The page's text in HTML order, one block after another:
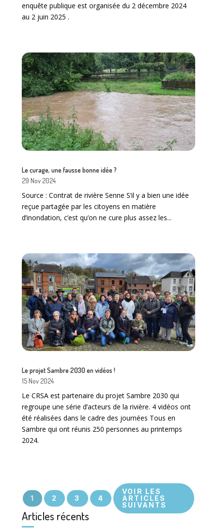
enquête publique est organisée du 2 décembre 2024
au 2 juin 2025 .
Le curage, une fausse bonne idée ?
29 Nov 2024
Source : Contrat de rivière Senne S’il y a bien une idée
reçue partagée par les citoyens en matière
d’inondation, c’est qu’on ne cure plus assez les...
Le projet Sambre 2030 en vidéos !
15 Nov 2024
Le CRSA est partenaire du projet Sambre 2030 qui
regroupe une série d’acteurs de la rivière. 4 vidéos ont
été réalisées dans le cadre des journées Tous en
Sambre qui ont réunis 250 personnes au printemps
2024.
1 2 3 4
VOIR LES
ARTICLES
SUIVANTS
Articles récents